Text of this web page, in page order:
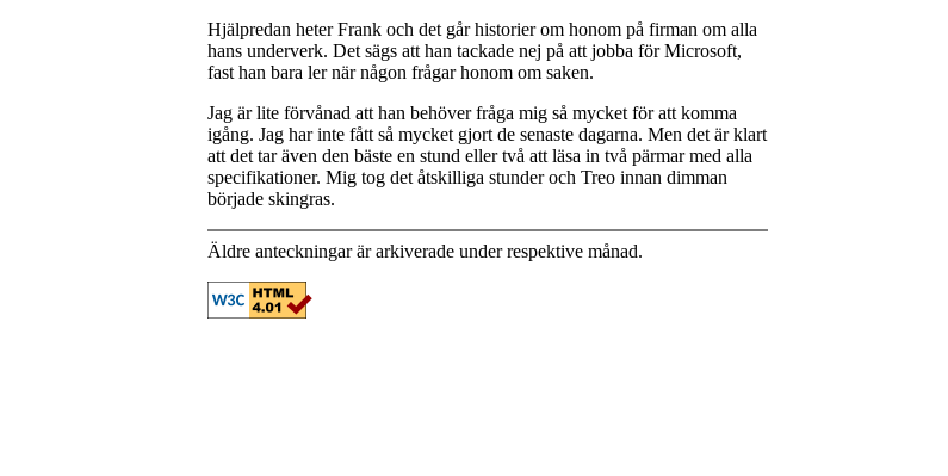
Hjälpredan heter Frank och det går historier om honom på firman om alla
hans underverk. Det sägs att han tackade nej på att jobba för Microsoft,
fast han bara ler när någon frågar honom om saken.
Jag är lite förvånad att han behöver fråga mig så mycket för att komma
igång. Jag har inte fått så mycket gjort de senaste dagarna. Men det är klart
att det tar även den bäste en stund eller två att läsa in två pärmar med alla
specifikationer. Mig tog det åtskilliga stunder och Treo innan dimman
började skingras.
Äldre anteckningar är arkiverade under respektive månad.